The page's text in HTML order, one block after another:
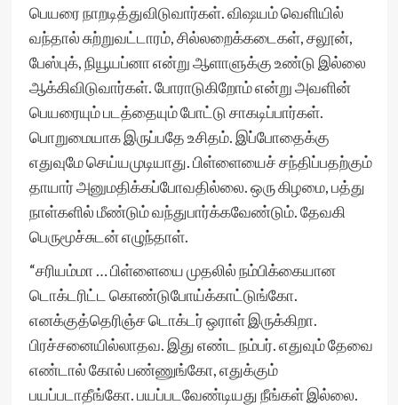
பெயரை நாறடித்துவிடுவார்கள். விஷயம் வெளியில்
வந்தால் சுற்றுவட்டாரம், சில்லறைக்கடைகள், சலூன்,
பேஸ்புக், நியூயப்னா என்று ஆளாளுக்கு உண்டு இல்லை
ஆக்கிவிடுவார்கள். போராடுகிறோம் என்று அவளின்
பெயரையும் படத்தையும் போட்டு சாகடிப்பார்கள்.
பொறுமையாக இருப்பதே உசிதம். இப்போதைக்கு
எதுவுமே செய்யமுடியாது. பிள்ளையைச் சந்திப்பதற்கும்
தாயார் அனுமதிக்கப்போவதில்லை. ஒரு கிழமை, பத்து
நாள்களில் மீண்டும் வந்துபார்க்கவேண்டும். தேவகி
பெருமூச்சுடன் எழுந்தாள்.
“சரியம்மா … பிள்ளையை முதலில் நம்பிக்கையான
டொக்டரிட்ட கொண்டுபோய்க்காட்டுங்கோ.
எனக்குத்தெரிஞ்ச டொக்டர் ஒராள் இருக்கிறா.
பிரச்சனையில்லாதவ. இது எண்ட நம்பர். எதுவும் தேவை
எண்டால் கோல் பண்ணுங்கோ, எதுக்கும்
பயப்படாதீங்கோ. பயப்படவேண்டியது நீங்கள் இல்லை.